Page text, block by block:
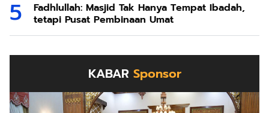
Fadhlullah: Masjid Tak Hanya Tempat Ibadah,
tetapi Pusat Pembinaan Umat
KABAR Sponsor